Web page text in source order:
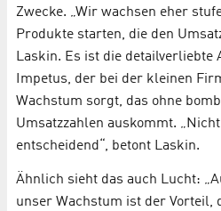
Zwecke. „Wir wachsen eher
Produkte starten, die den
Laskin. Es ist die detailverliebte
Impetus, der bei der kleinen
Wachstum sorgt, das ohne
Umsatzzahlen auskommt.
entscheidend“, betont Laskin.
Ähnlich sieht das auch Lucht:
unser Wachstum ist der Vorteil,